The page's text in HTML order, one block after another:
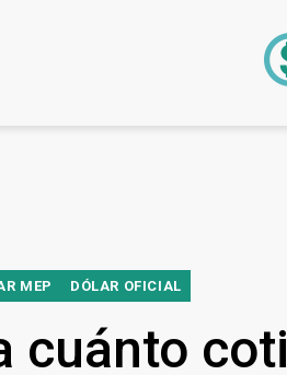
MEP DÓLAR OFICIAL
cuánto